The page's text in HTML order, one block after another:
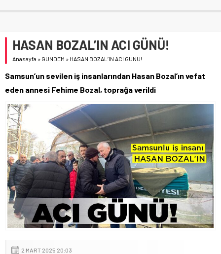
HASAN BOZAL’IN ACI GÜNÜ!
Anasayfa » GÜNDEM » HASAN BOZAL’IN ACI GÜNÜ!
Samsun’un sevilen iş insanlarından Hasan Bozal’ın vefat
eden annesi Fehime Bozal, toprağa verildi
2 MART 2025 20:03